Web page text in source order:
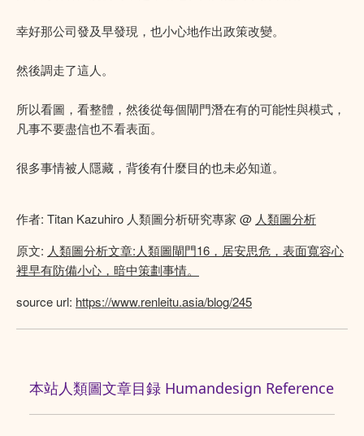
幸好那公司發及早發現，也小心地作出政策改變。
然後調走了這人。
所以看圖，看整體，然後從每個閘門潛在有的可能性與模式，
凡事不要盡信也不看表面。
很多事情被人隱藏，背後有什麼目的也未必知道。
作者: Titan Kazuhiro 人類圖分析研究專家 @ 人類圖分析
原文: 人類圖分析文章:人類圖閘門16，居安思危，表面寬容心
裡早有防備小心，暗中策劃事情。
source url: https://www.renleitu.asia/blog/245
本站人類圖文章目録 Humandesign Reference